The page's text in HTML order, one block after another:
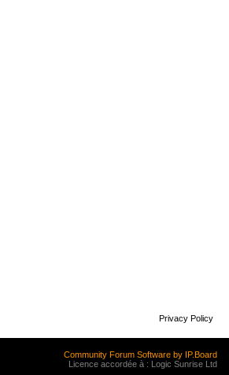
Privacy Policy
Community Forum Software by IP.Board
Licence accordée à : Logic Sunrise Ltd